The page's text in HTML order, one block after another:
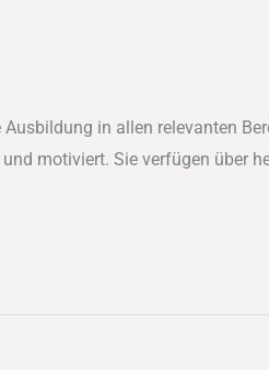
in allen relevanten
motiviert. Sie verfügen über